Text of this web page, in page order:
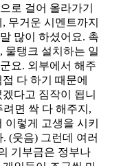
로 걸어 올라가기
무거운 시멘트까지
많이 하셨어요. 촉
물탱크 설치하는 일
요. 외부에서 해주
다 하기 때문에
다고 짐작이 됩니
려면 싹 다 해주지,
렇게 고생을 시키
(웃음) 그런데 여러
기부금은 정부나